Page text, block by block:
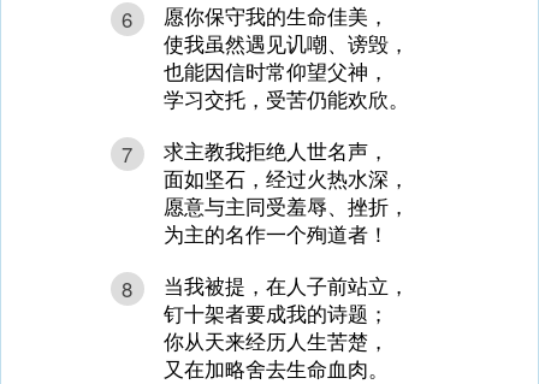
6
愿你保守我的生命佳美，
使我虽然遇见讥嘲、谤毁，
也能因信时常仰望父神，
学习交托，受苦仍能欢欣。
7
求主教我拒绝人世名声，
面如坚石，经过火热水深，
愿意与主同受羞辱、挫折，
为主的名作一个殉道者！
8
当我被提，在人子前站立，
钉十架者要成我的诗题；
你从天来经历人生苦楚，
又在加略舍去生命血肉。